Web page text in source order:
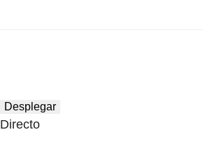
Desplegar
Directo